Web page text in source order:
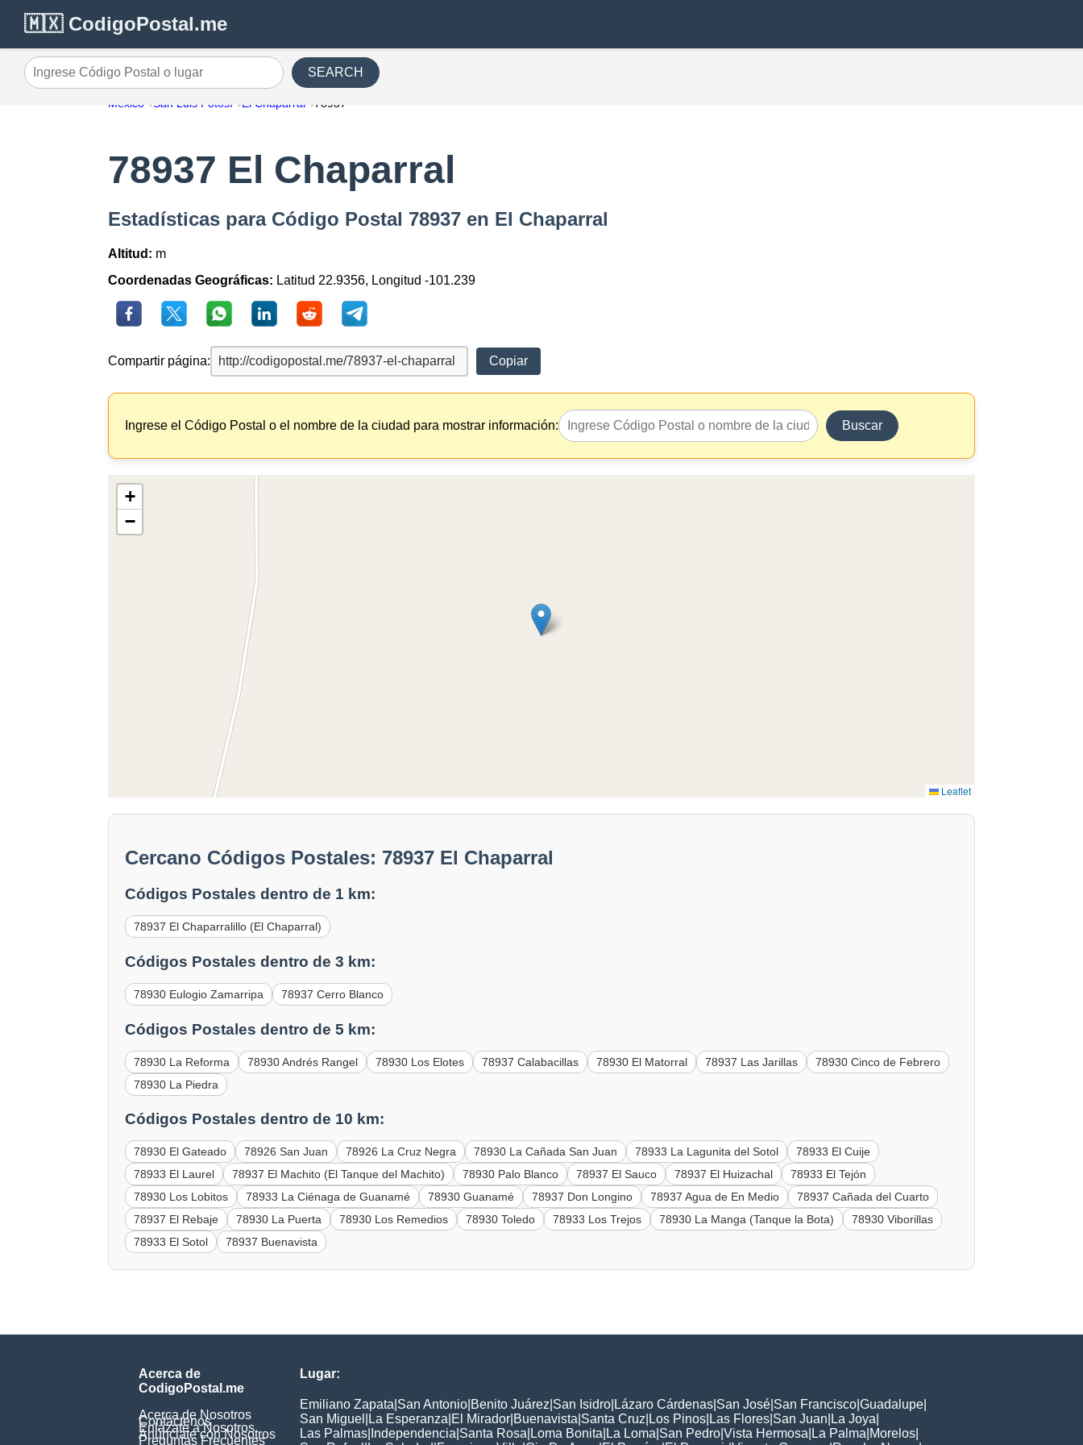
🇲🇽 CodigoPostal.me
Ingrese Código Postal o lugar SEARCH
México San Luis Potosí El Chaparral 78937
78937 El Chaparral
Estadísticas para Código Postal 78937 en El Chaparral
Altitud: m
Coordenadas Geográficas: Latitud 22.9356, Longitud -101.239
Compartir página: Copiar
Ingrese el Código Postal o el nombre de la ciudad para mostrar información: Buscar
+
−
Leaflet
Cercano Códigos Postales: 78937 El Chaparral
Códigos Postales dentro de 1 km:
78937 El Chaparralillo (El Chaparral)
Códigos Postales dentro de 3 km:
78930 Eulogio Zamarripa 78937 Cerro Blanco
Códigos Postales dentro de 5 km:
78930 La Reforma 78930 Andrés Rangel 78930 Los Elotes 78937 Calabacillas 78930 El Matorral 78937 Las Jarillas
78930 Cinco de Febrero
78930 La Piedra
Códigos Postales dentro de 10 km:
78930 El Gateado 78926 San Juan 78926 La Cruz Negra 78930 La Cañada San Juan 78933 La Lagunita del Sotol
78933 El Cuije
78933 El Laurel
78937 El Machito (El Tanque del Machito) 78930 Palo Blanco 78937 El Sauco 78937 El Huizachal
78933 El Tejón
78930 Los Lobitos
78933 La Ciénaga de Guanamé 78930 Guanamé 78937 Don Longino 78937 Agua de En Medio
78937 Cañada del Cuarto
78937 El Rebaje
78930 La Puerta 78930 Los Remedios 78930 Toledo 78933 Los Trejos 78930 La Manga (Tanque la Bota)
78930 Viborillas
78933 El Sotol
78937 Buenavista
Acerca de
CodigoPostal.me
Acerca de Nosotros
Contáctenos
Enlázate a Nosotros
Anúnciate con Nosotros
Preguntas Frecuentes
Lugar:
Emiliano Zapata San Antonio Benito Juárez San Isidro Lázaro Cárdenas San José San Francisco Guadalupe
San Miguel
La Esperanza El Mirador Buenavista Santa Cruz Los Pinos Las Flores San Juan La Joya
Las Palmas Independencia Santa Rosa Loma Bonita La Loma San Pedro Vista Hermosa La Palma Morelos